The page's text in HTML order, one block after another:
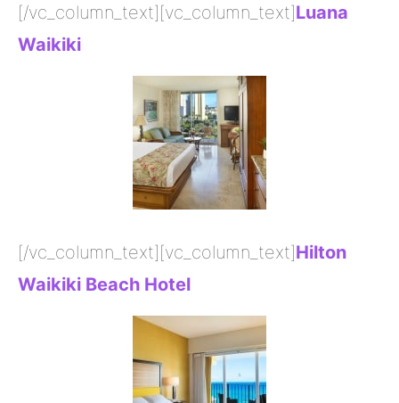
[/vc_column_text][vc_column_text]Luana
Waikiki
[/vc_column_text][vc_column_text]Hilton
Waikiki Beach Hotel